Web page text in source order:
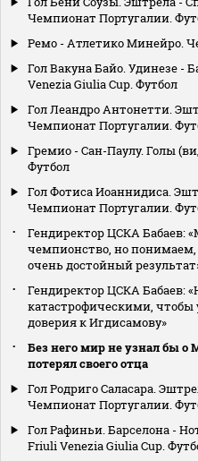
Чемпионат Португалии.
Ремо - Атлетико Минейро.
Гол Вакуна Байо. Удинезе -
Venezia Giulia Cup. Футбол
Гол Леандро Антонетти.
Чемпионат Португалии.
Гремио - Сан-Паулу. Голы
Футбол
Гол Фотиса Иоаннидиса.
Чемпионат Португалии.
Гендиректор ЦСКА Бабаев:
чемпионство, но
очень достойный
Гендиректор ЦСКА Бабаев:
катастрофическими, чтобы
доверия к Игдисамову»
Без него мир не узнал бы о
потерял своего отца
Гол Родриго Саласара.
Чемпионат Португалии.
Гол Рафиньи. Барселона -
Friuli Venezia Giulia Cup.